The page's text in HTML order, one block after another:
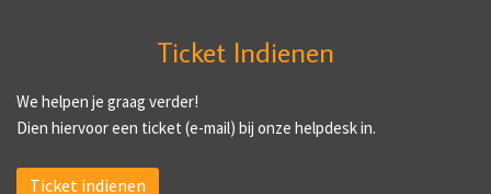
Ticket Indienen
We helpen je graag verder!
Dien hiervoor een ticket (e-mail) bij onze helpdesk in.
Ticket indienen